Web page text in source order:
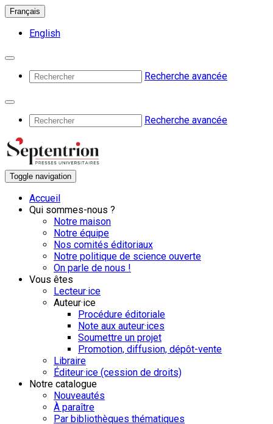
Français
English
Recherche avancée
Recherche avancée
Toggle navigation
Accueil
Qui sommes-nous ?
Notre maison
Notre équipe
Nos comités éditoriaux
Notre politique de science ouverte
On parle de nous !
Vous êtes
Lecteur·ice
Auteur·ice
Procédure éditoriale
Note aux auteur·ices
Soumettre un projet
Promotion, diffusion, dépôt-vente
Libraire
Éditeur·ice (cession de droits)
Notre catalogue
Nouveautés
À paraître
Par bibliothèques thématiques